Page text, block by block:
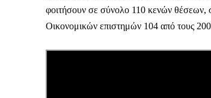
φοιτήσουν σε σύνολο 110 κενών θέσεων,
Οικονομικών επιστημών 104 από τους